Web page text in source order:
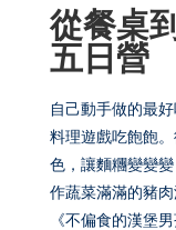
從餐桌
五日營
自己動手做的最
料理遊戲吃飽飽
色，讓麵糰變變
作蔬菜滿滿的豬
《不偏食的漢堡